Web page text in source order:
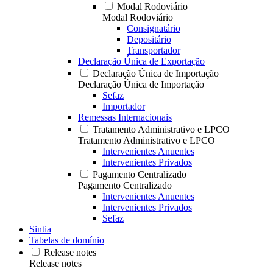
Modal Rodoviário
Modal Rodoviário
Consignatário
Depositário
Transportador
Declaração Única de Exportação
Declaração Única de Importação
Declaração Única de Importação
Sefaz
Importador
Remessas Internacionais
Tratamento Administrativo e LPCO
Tratamento Administrativo e LPCO
Intervenientes Anuentes
Intervenientes Privados
Pagamento Centralizado
Pagamento Centralizado
Intervenientes Anuentes
Intervenientes Privados
Sefaz
Sintia
Tabelas de domínio
Release notes
Release notes